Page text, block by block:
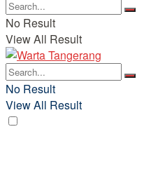
No Result
View All Result
No Result
View All Result